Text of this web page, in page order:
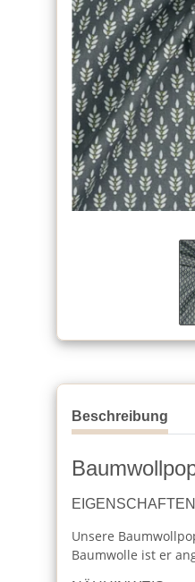
Beschreibung
Unsere
Baumwolle ist er